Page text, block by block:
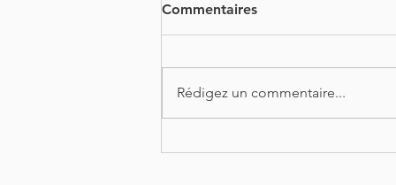
Commentaires
Rédigez un commentaire...